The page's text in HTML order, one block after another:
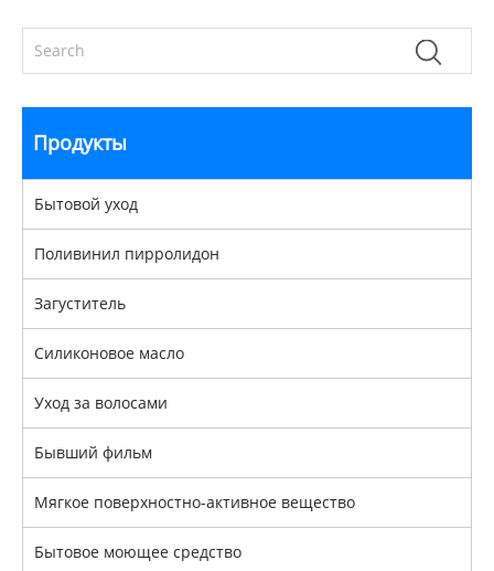
Продукты
Бытовой уход
Поливинил пирролидон
Загуститель
Силиконовое масло
Уход за волосами
Бывший фильм
Мягкое поверхностно-активное вещество
Бытовое моющее средство